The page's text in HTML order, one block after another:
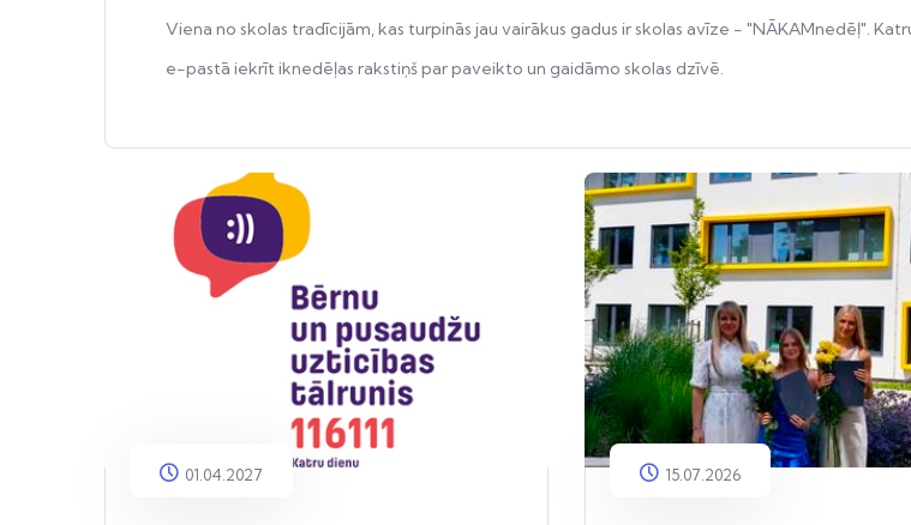
Viena no skolas tradīcijām, kas turpinās jau vairākus gadus ir skolas avīze - "NĀKAMnedēļ".
e-pastā iekrīt iknedēļas rakstiņš par paveikto un gaidāmo skolas dzīvē.
01.04.2027 15.07.2026